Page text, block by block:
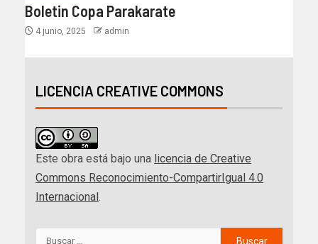
Boletin Copa Parakarate
4 junio, 2025 admin
LICENCIA CREATIVE COMMONS
Este obra está bajo una licencia de Creative
Commons Reconocimiento-CompartirIgual 4.0
Internacional